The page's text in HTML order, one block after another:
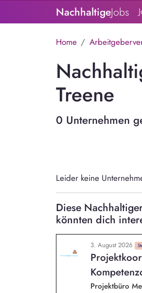
NachhaltigeJobs
Home
Treene
0 Unternehmen
Leider keine
Diese
könnten dich
3. August 2026
Projektbüro